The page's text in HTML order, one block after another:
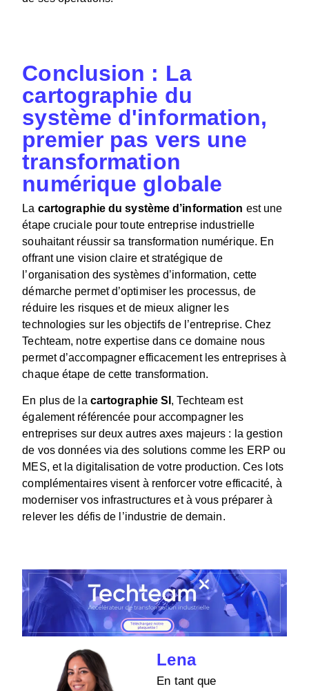
Conclusion : La
cartographie du
système d'information,
premier pas vers une
transformation
numérique globale
La cartographie du système d’information est une
étape cruciale pour toute entreprise industrielle
souhaitant réussir sa transformation numérique. En
offrant une vision claire et stratégique de
l’organisation des systèmes d’information, cette
démarche permet d’optimiser les processus, de
réduire les risques et de mieux aligner les
technologies sur les objectifs de l’entreprise. Chez
Techteam, notre expertise dans ce domaine nous
permet d’accompagner efficacement les entreprises à
chaque étape de cette transformation.
En plus de la cartographie SI , Techteam est
également référencée pour accompagner les
entreprises sur deux autres axes majeurs : la gestion
de vos données via des solutions comme les ERP ou
MES, et la digitalisation de votre production. Ces lots
complémentaires visent à renforcer votre efficacité, à
moderniser vos infrastructures et à vous préparer à
relever les défis de l’industrie de demain.
Lena
En tant que